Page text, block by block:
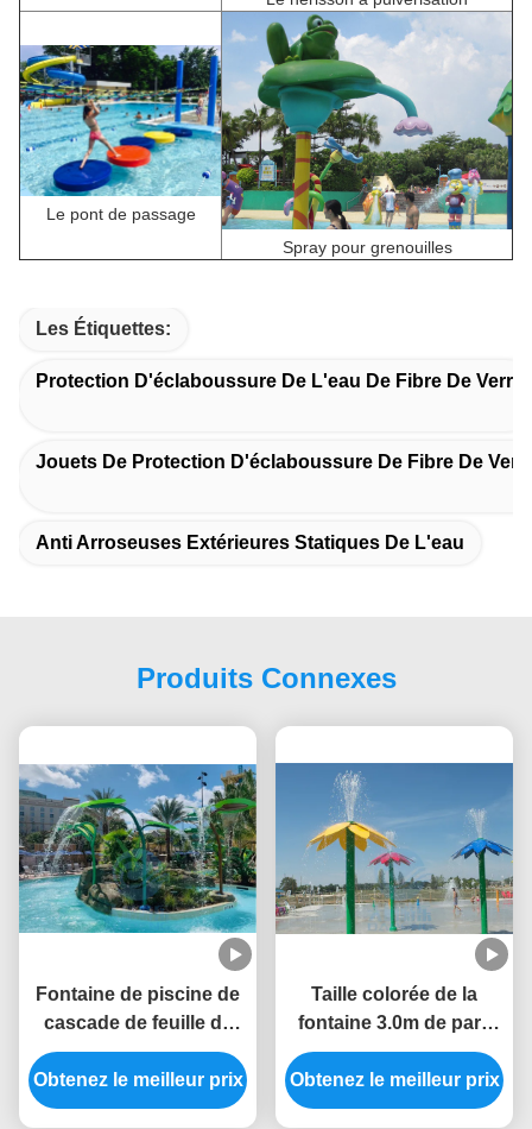
Le pont de passage
Spray pour grenouilles
Les Étiquettes:
Protection D'éclaboussure De L'eau De Fibre De Verre
Jouets De Protection D'éclaboussure De Fibre De
Anti Arroseuses Extérieures Statiques De L'eau
Produits Connexes
Fontaine de piscine de
cascade de feuille de
Trapa de brin solides
solubles 304 pour le
parc d'éclaboussure
Obtenez le meilleur prix
Taille colorée de la
fontaine 3.0m de parc
aquatique de style de
fleur d'Aqua Park Water
Splash Pad
Obtenez le meilleur prix